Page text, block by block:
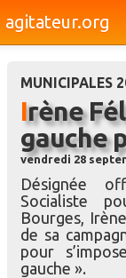
agitateur.org
Bourges & le Cher
Société
Culture
Médias
Dossiers
Brèves
MUNICIPALES
Irène Félix : l’union de la
gauche
vendredi 28
Désignée
Socialiste
Bourges,
de sa
pour
gauche ».